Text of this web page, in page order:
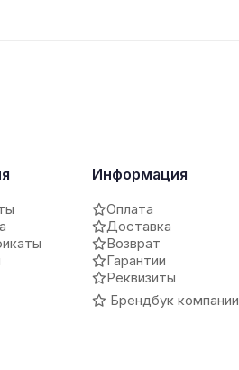
Информация
Оплата
Доставка
Возврат
Гарантии
Реквизиты
Брендбук компании